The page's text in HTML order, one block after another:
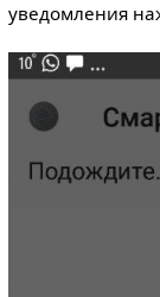
уведомления